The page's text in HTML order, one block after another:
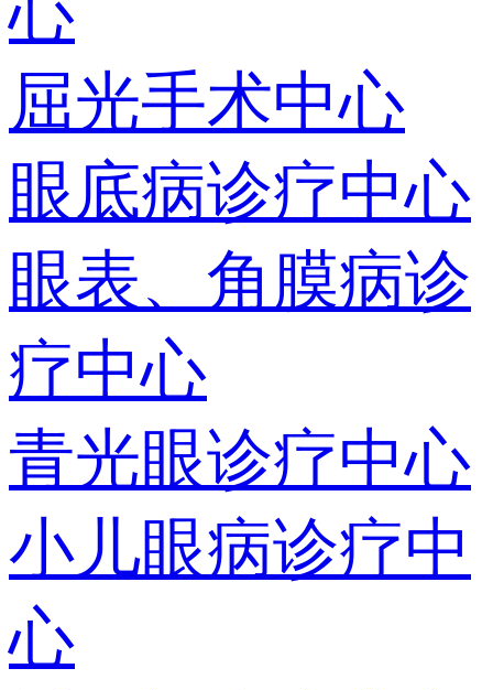
屈光手术中心
眼底病诊疗中心
眼表、角膜病诊
疗中心
青光眼诊疗中心
小儿眼病诊疗中
心